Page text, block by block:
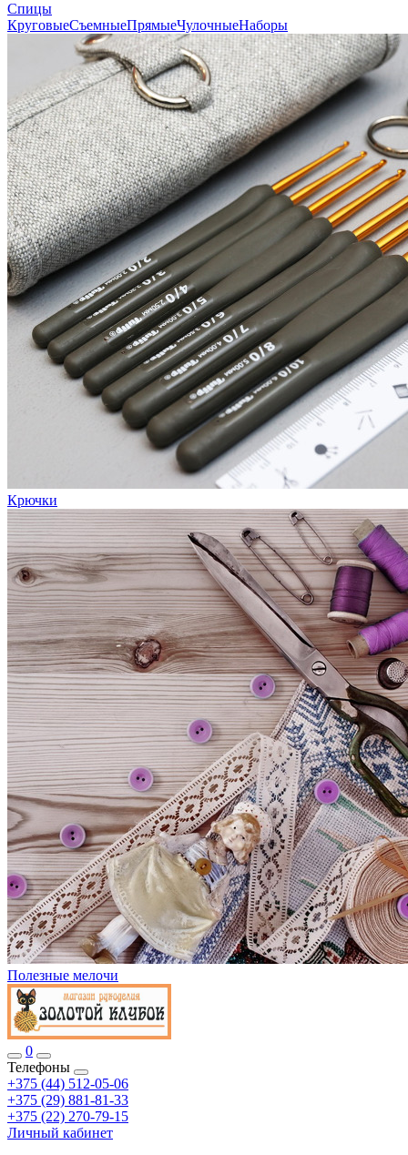
Спицы
КруговыеСъемныеПрямыеЧулочныеНаборы
Крючки
Полезные мелочи
0
Телефоны
+375 (44) 512-05-06
+375 (29) 881-81-33
+375 (22) 270-79-15
Личный кабинет